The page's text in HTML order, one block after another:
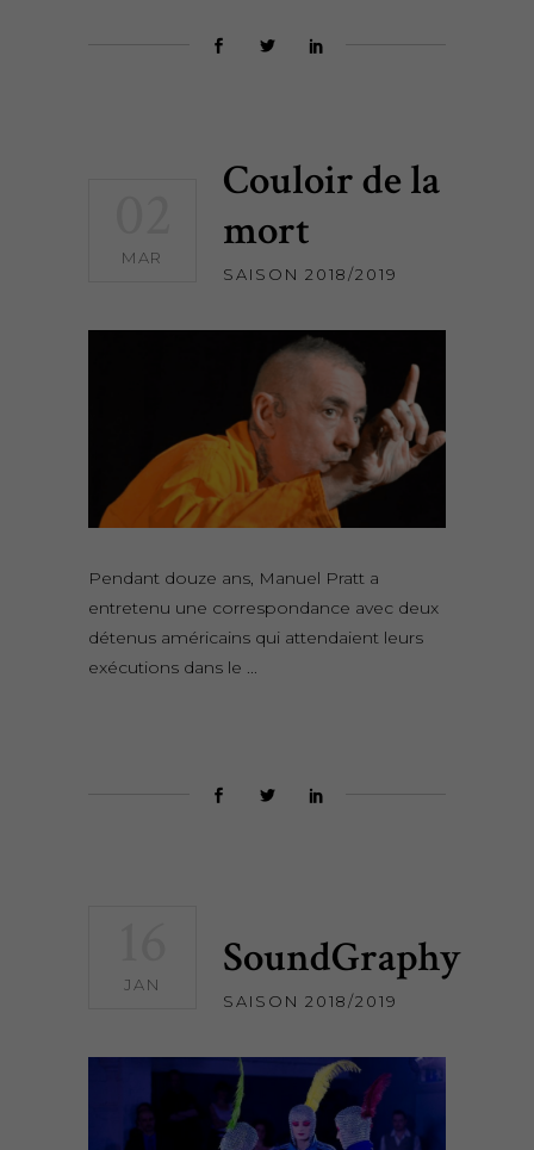
MAR
Couloir de la
mort
SAISON 2018/2019
Pendant douze ans, Manuel Pratt a
entretenu une correspondance avec deux
détenus américains qui attendaient leurs
exécutions dans le
JAN SoundGraphy
SAISON 2018/2019